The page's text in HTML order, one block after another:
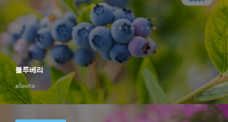
allowto
블루베리